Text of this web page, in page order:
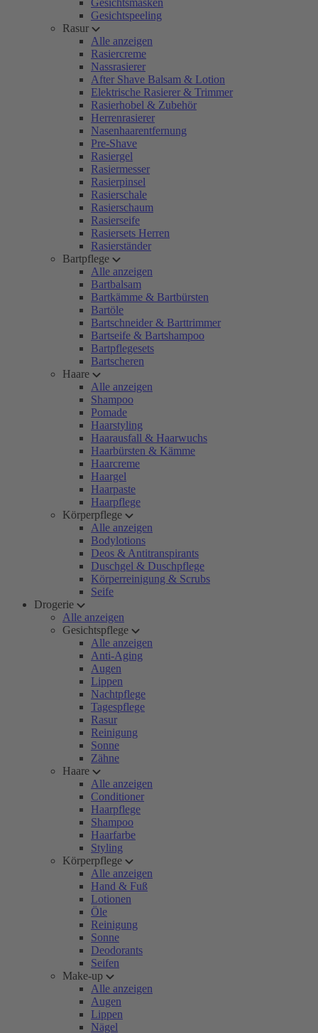
Gesichtsmasken
Gesichtspeeling
Rasur
Alle anzeigen
Rasiercreme
Nassrasierer
After Shave Balsam & Lotion
Elektrische Rasierer & Trimmer
Rasierhobel & Zubehör
Herrenrasierer
Nasenhaarentfernung
Pre-Shave
Rasiergel
Rasiermesser
Rasierpinsel
Rasierschale
Rasierschaum
Rasierseife
Rasiersets Herren
Rasierständer
Bartpflege
Alle anzeigen
Bartbalsam
Bartkämme & Bartbürsten
Bartöle
Bartschneider & Barttrimmer
Bartseife & Bartshampoo
Bartpflegesets
Bartscheren
Haare
Alle anzeigen
Shampoo
Pomade
Haarstyling
Haarausfall & Haarwuchs
Haarbürsten & Kämme
Haarcreme
Haargel
Haarpaste
Haarpflege
Körperpflege
Alle anzeigen
Bodylotions
Deos & Antitranspirants
Duschgel & Duschpflege
Körperreinigung & Scrubs
Seife
Drogerie
Alle anzeigen
Gesichtspflege
Alle anzeigen
Anti-Aging
Augen
Lippen
Nachtpflege
Tagespflege
Rasur
Reinigung
Sonne
Zähne
Haare
Alle anzeigen
Conditioner
Haarpflege
Shampoo
Haarfarbe
Styling
Körperpflege
Alle anzeigen
Hand & Fuß
Lotionen
Öle
Reinigung
Sonne
Deodorants
Seifen
Make-up
Alle anzeigen
Augen
Lippen
Nägel